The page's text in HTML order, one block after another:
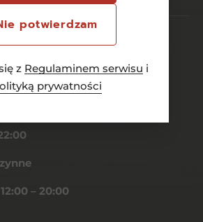
potwierdzam
z Regulaminem serwisu i
prywatności
26/6
12:00 – 20:00